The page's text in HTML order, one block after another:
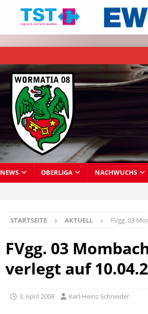
NEWS OBERLIGA NACHWUCHS
STARTSEITE AKTUELL FVgg. 03
FVgg. 03
verlegt auf
3. April 2008 Karl-Heinz Schneider